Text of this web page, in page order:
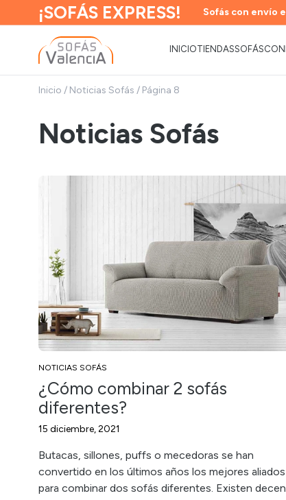
¡SOFÁS EXPRESS! Sofás con envío
INICIOTIENDASSOFÁS
Inicio / Noticias Sofás / Página 8
Noticias Sofás
NOTICIAS SOFÁS
¿Cómo combinar 2 sofás
diferentes?
15 diciembre, 2021
Butacas, sillones, puffs o mecedoras se han
convertido en los últimos años los mejores aliados
para combinar dos sofás diferentes. Existen